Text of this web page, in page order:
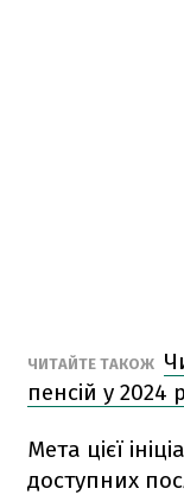
ЧИТАЙТЕ ТАКОЖ
пенсій у 2024
Мета цієї
доступних